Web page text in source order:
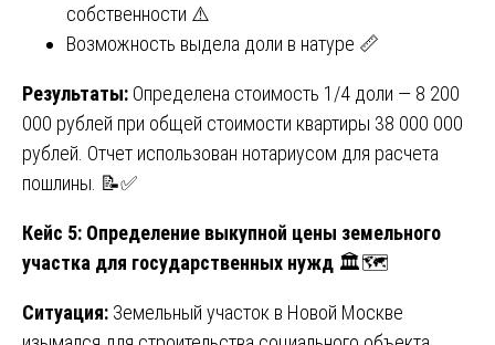
собственности ⚠️
Возможность выдела доли в натуре 📏
Результаты: Определена стоимость 1/4 доли — 8 200
000 рублей при общей стоимости квартиры 38 000 000
рублей. Отчет использован нотариусом для расчета
пошлины. 📝✅
Кейс 5: Определение выкупной цены земельного
участка для государственных нужд 🏛️🗺️
Ситуация: Земельный участок в Новой Москве